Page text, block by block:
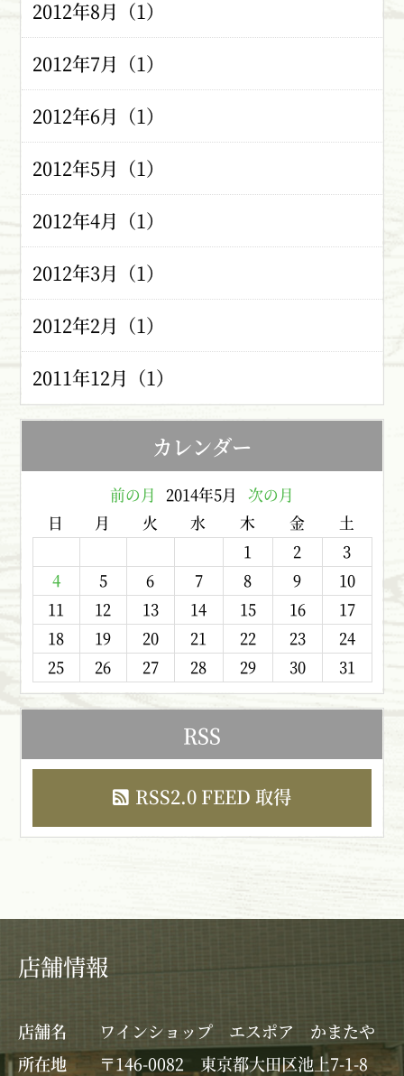
2012年8月（1）
2012年7月（1）
2012年6月（1）
2012年5月（1）
2012年4月（1）
2012年3月（1）
2012年2月（1）
2011年12月（1）
カレンダー
前の月 2014年5月
次の月
日
月 火 水 木 金
土
1
2
3
4
5 6 7 8 9
10
11
12 13 14 15 16
17
18
19 20 21 22 23
24
25
26 27 28 29 30 31
RSS
RSS2.0 FEED 取得
店舗情報
店舗名
ワインショップ エスポア かまたや
所在地
〒146-0082 東京都大田区池上7-1-8